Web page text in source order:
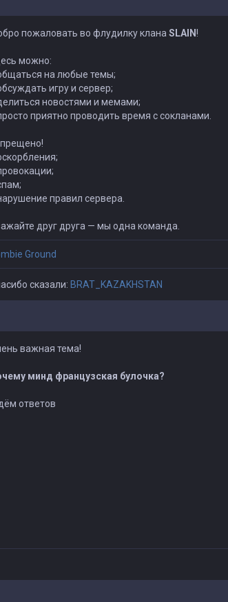
пожаловать во флудилку клана SLAIN!
можно:
на любые темы;
игру и сервер;
новостями и мемами;
приятно проводить время с сокланами.
правил сервера.
друг друга — мы одна команда.
Ground
сказали: BRAT_KAZAKHSTAN
важная тема!
минд французская булочка?
ответов